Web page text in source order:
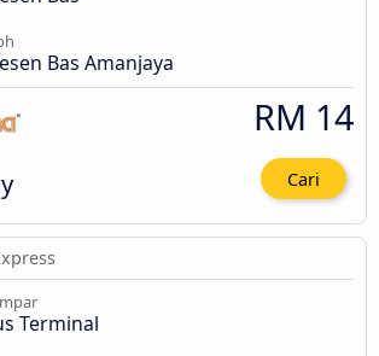
Bas Amanjaya
RM 14
Cari
Terminal